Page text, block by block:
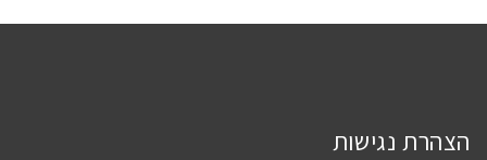
הצהרת נגישות